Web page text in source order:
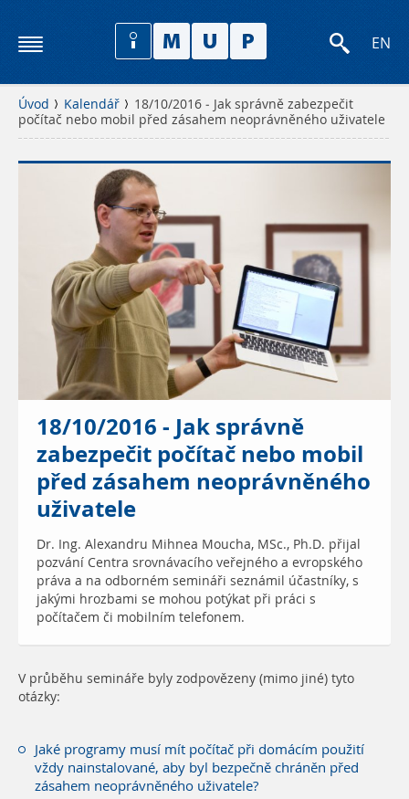
EN
Úvod Kalendář
18/10/2016 - Jak správně zabezpečit
počítač nebo mobil před zásahem neoprávněného uživatele
18/10/2016 - Jak správně
zabezpečit počítač nebo mobil
před zásahem neoprávněného
uživatele
Dr. Ing. Alexandru Mihnea Moucha, MSc., Ph.D. přijal
pozvání Centra srovnávacího veřejného a evropského
práva a na odborném semináři seznámil účastníky, s
jakými hrozbami se mohou potýkat při práci s
počítačem či mobilním telefonem.
V průběhu semináře byly zodpovězeny (mimo jiné) tyto
otázky:
Jaké programy musí mít počítač při domácím použití
vždy nainstalované, aby byl bezpečně chráněn před
zásahem neoprávněného uživatele?